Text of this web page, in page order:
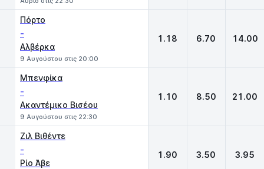
Πόρτο
-
Αλβέρκα
9 Αυγούστου στις 20:00
1.18 6.70 14.00
Μπενφίκα
-
Ακαντέμικο Βισέου
9 Αυγούστου στις 22:30
1.10 8.50 21.00
Ζιλ Βιθέντε
-
Ρίο Άβε
1.90 3.50 3.95